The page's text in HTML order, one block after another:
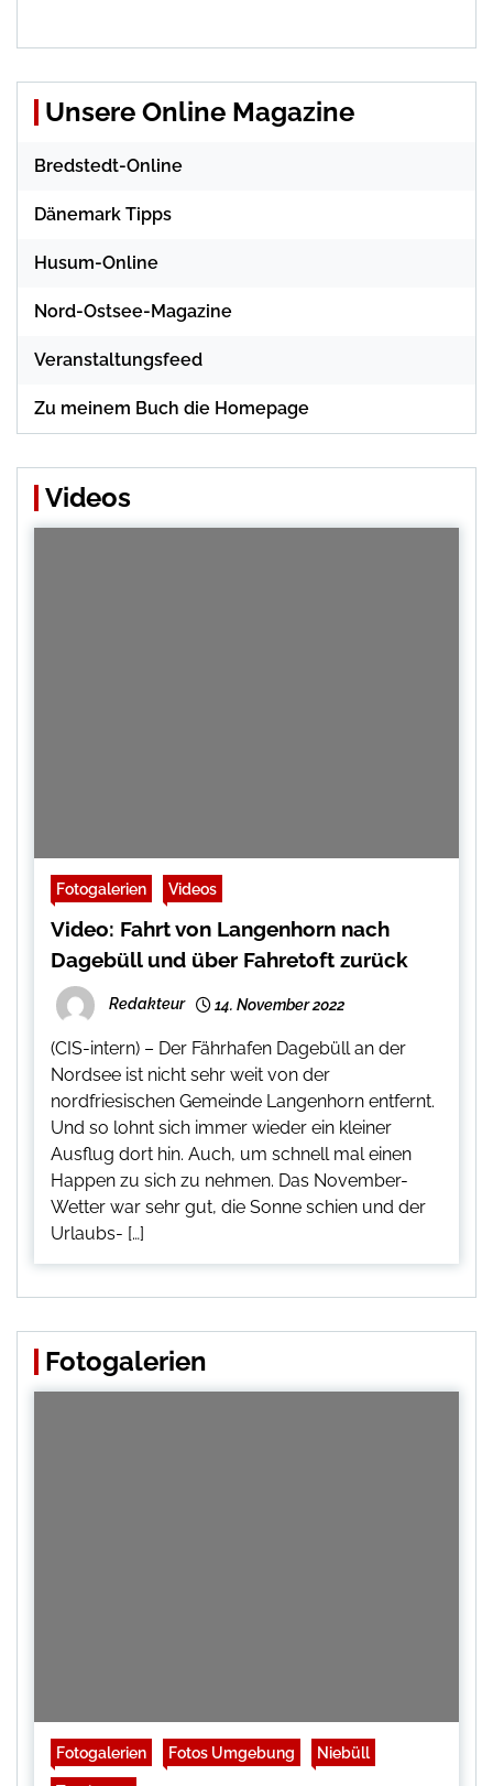
Unsere Online Magazine
Bredstedt-Online
Dänemark Tipps
Husum-Online
Nord-Ostsee-Magazine
Veranstaltungsfeed
Zu meinem Buch die Homepage
Videos
Fotogalerien Videos
Video: Fahrt von Langenhorn nach
Dagebüll und über Fahretoft zurück
Redakteur 14. November 2022
(CIS-intern) – Der Fährhafen Dagebüll an der
Nordsee ist nicht sehr weit von der
nordfriesischen Gemeinde Langenhorn entfernt.
Und so lohnt sich immer wieder ein kleiner
Ausflug dort hin. Auch, um schnell mal einen
Happen zu sich zu nehmen. Das November-
Wetter war sehr gut, die Sonne schien und der
Urlaubs- […]
Fotogalerien
Fotogalerien Fotos Umgebung Niebüll